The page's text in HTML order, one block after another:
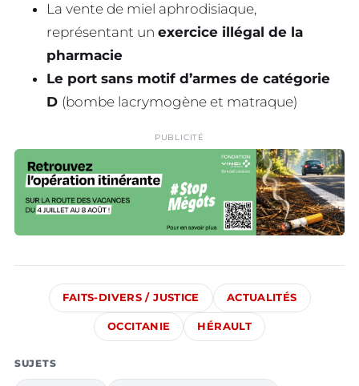
La vente de miel aphrodisiaque,
représentant un exercice illégal de la
pharmacie
Le port sans motif d’armes de catégorie
D (bombe lacrymogène et matraque)
PUBLICITÉ
FAITS-DIVERS / JUSTICE ACTUALITÉS
OCCITANIE HÉRAULT
SUJETS